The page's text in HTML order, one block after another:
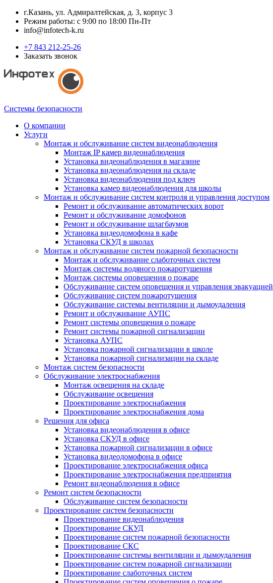
г.Казань, ул. Адмиралтейская, д. 3, корпус 3
Режим работы: с 9:00 по 18:00 Пн-Пт
info@infotech-k.ru
+7 843 212-25-26
Заказать звонок
Системы безопасности
О компании
Услуги
Монтаж и обслуживание систем видеонаблюдения
Монтаж IP камер видеонаблюдения
Установка видеонаблюдения в магазине
Установка видеонаблюдения на складе
Установка видеонаблюдения под ключ
Установка камер видеонаблюдения для школы
Монтаж и обслуживание систем контроля и управления доступом
Ремонт и обслуживание автоматических ворот
Ремонт и обслуживание домофонов
Ремонт и обслуживание шлагбаумов
Установка видеодомофона в кафе
Установка СКУД в школах
Монтаж и обслуживание систем пожарной безопасности
Монтаж и обслуживание слаботочных систем
Монтаж системы водяного пожаротушения
Монтаж системы оповещения о пожаре
Обслуживание систем оповещения и управления эвакуацией
Обслуживание систем пожаротушения
Обслуживание системы вентиляции и дымоудаления
Ремонт и обслуживание АУПС
Ремонт системы оповещения о пожаре
Ремонт системы пожарной сигнализации
Установка АУПС
Установка пожарной сигнализации в школе
Установка пожарной сигнализации на складе
Монтаж систем безопасности
Обслуживание электроснабжения
Монтаж освещения на складе
Обслуживание освещения
Проектирование электроснабжения
Проектирование электроснабжения дома
Решения для офиса
Установка видеонаблюдения в офисе
Установка СКУД в офисе
Установка пожарной сигнализации в офисе
Установка видеодомофона в офисе
Проектирование электроснабжения офиса
Проектирование электроснабжения предприятия
Ремонт видеонаблюдения в офисе
Ремонт систем безопасности
Обслуживание систем безопасности
Проектирование систем безопасности
Проектирование видеонаблюдения
Проектирование СКУД
Проектирование систем пожарной безопасности
Проектирование СКС
Проектирование системы вентиляции и дымоудаления
Проектирование систем пожарной сигнализации
Проектирование слаботочных систем